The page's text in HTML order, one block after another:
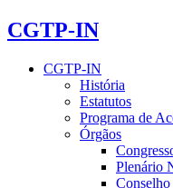
CGTP-IN
CGTP-IN
História
Estatutos
Programa de
Órgãos
Plenário